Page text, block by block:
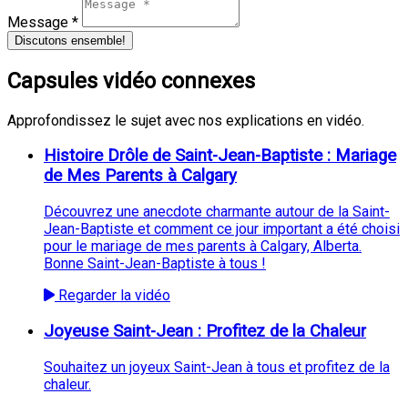
Message *
Discutons ensemble!
Capsules vidéo connexes
Approfondissez le sujet avec nos explications en vidéo.
Histoire Drôle de Saint-Jean-Baptiste : Mariage
de Mes Parents à Calgary
Découvrez une anecdote charmante autour de la Saint-
Jean-Baptiste et comment ce jour important a été choisi
pour le mariage de mes parents à Calgary, Alberta.
Bonne Saint-Jean-Baptiste à tous !
Regarder la vidéo
Joyeuse Saint-Jean : Profitez de la Chaleur
Souhaitez un joyeux Saint-Jean à tous et profitez de la
chaleur.